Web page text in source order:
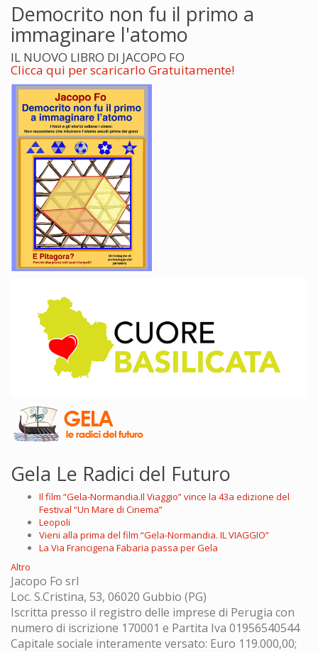
Democrito non fu il primo a
immaginare l'atomo
IL NUOVO LIBRO DI JACOPO FO
Clicca qui per scaricarlo Gratuitamente!
Gela Le Radici del Futuro
Il film “Gela-Normandia.Il Viaggio” vince la 43a edizione del
Festival “Un Mare di Cinema”
Leopoli
Vieni alla prima del film “Gela-Normandia. IL VIAGGIO”
La Via Francigena Fabaria passa per Gela
Altro
Jacopo Fo srl
Loc. S.Cristina, 53, 06020 Gubbio (PG)
Iscritta presso il registro delle imprese di Perugia con
numero di iscrizione 170001 e Partita Iva 01956540544
Capitale sociale interamente versato: Euro 119.000,00;